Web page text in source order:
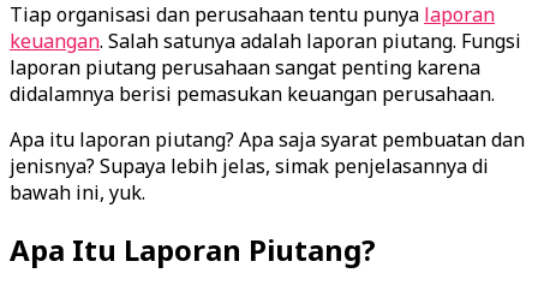
Tiap organisasi dan perusahaan tentu punya laporan
keuangan. Salah satunya adalah laporan piutang. Fungsi
laporan piutang perusahaan sangat penting karena
didalamnya berisi pemasukan keuangan perusahaan.
Apa itu laporan piutang? Apa saja syarat pembuatan dan
jenisnya? Supaya lebih jelas, simak penjelasannya di
bawah ini, yuk.
Apa Itu Laporan Piutang?